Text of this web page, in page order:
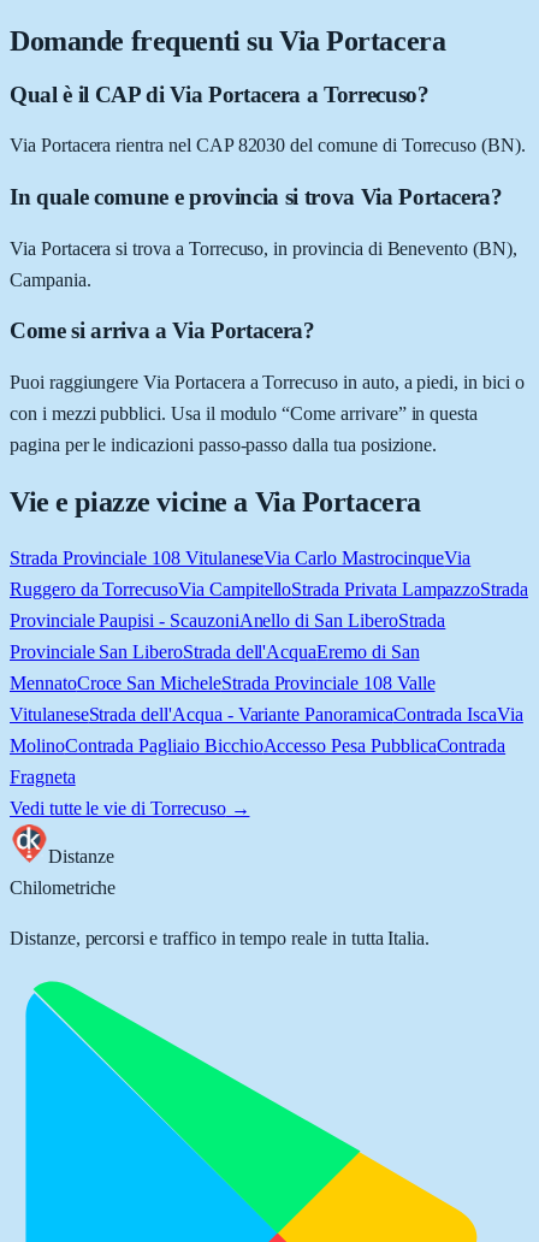
Domande frequenti su Via Portacera
Qual è il CAP di Via Portacera a Torrecuso?
Via Portacera rientra nel CAP 82030 del comune di Torrecuso (BN).
In quale comune e provincia si trova Via Portacera?
Via Portacera si trova a Torrecuso, in provincia di Benevento (BN),
Campania.
Come si arriva a Via Portacera?
Puoi raggiungere Via Portacera a Torrecuso in auto, a piedi, in bici o
con i mezzi pubblici. Usa il modulo “Come arrivare” in questa
pagina per le indicazioni passo-passo dalla tua posizione.
Vie e piazze vicine a Via Portacera
Strada Provinciale 108 VitulaneseVia Carlo MastrocinqueVia
Ruggero da TorrecusoVia CampitelloStrada Privata LampazzoStrada
Provinciale Paupisi - ScauzoniAnello di San LiberoStrada
Provinciale San LiberoStrada dell'AcquaEremo di San
MennatoCroce San MicheleStrada Provinciale 108 Valle
VitulaneseStrada dell'Acqua - Variante PanoramicaContrada IscaVia
MolinoContrada Pagliaio BicchioAccesso Pesa PubblicaContrada
Fragneta
Vedi tutte le vie di Torrecuso→
Distanze
Chilometriche
Distanze, percorsi e traffico in tempo reale in tutta Italia.